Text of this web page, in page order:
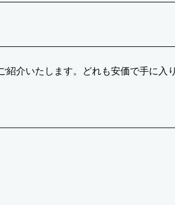
介いたします。どれも安価で手に入